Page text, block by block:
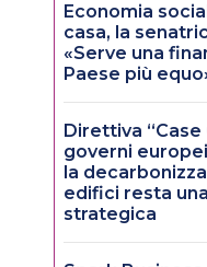
Economia
casa, la
«Serve una
Paese più
Direttiva
governi
la
edifici resta
strategica